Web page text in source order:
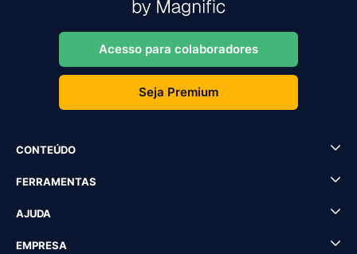
Acesso para colaboradores
Seja Premium
CONTEÚDO
FERRAMENTAS
AJUDA
EMPRESA